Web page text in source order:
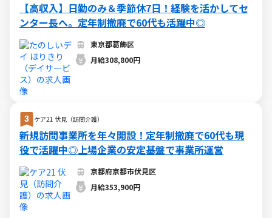
【高収入】日勤のみ＆季節休7日！経験を活かしてセ
ンター長へ。定年制撤廃で60代も活躍中◎
東京都葛飾区
月給308,800円
ケア21 伏見（訪問介護）
新規訪問事業所を年々開設！定年制撤廃で60代も現
役で活躍中◎上場企業の安定基盤で事業所運営
京都府京都市伏見区
月給353,900円